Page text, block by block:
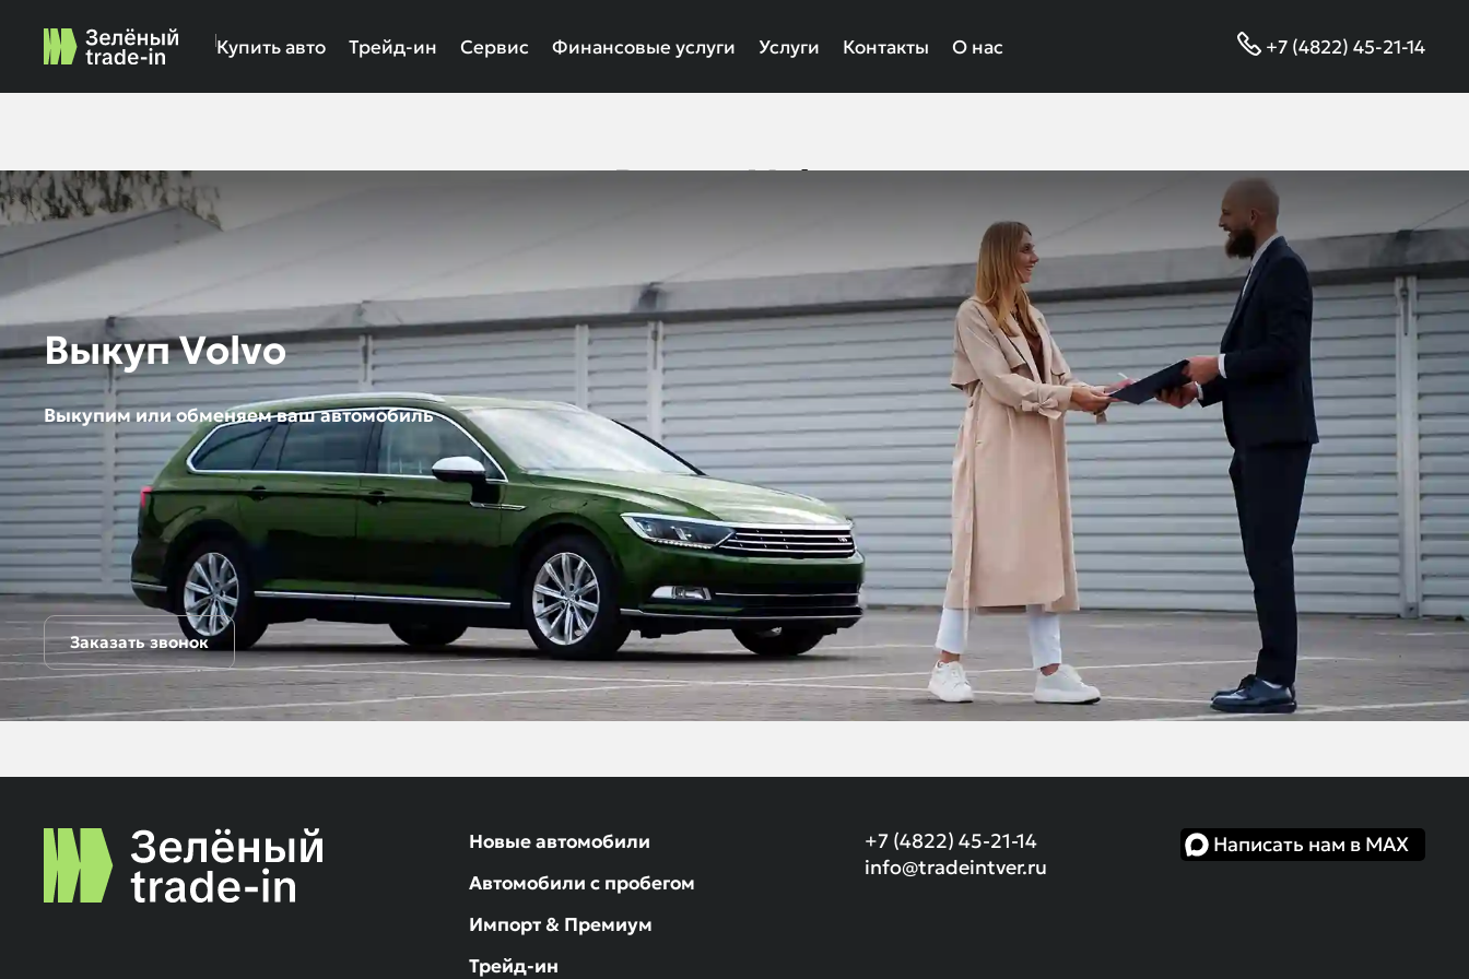
Купить авто Трейд-ин Сервис Финансовые услуги Услуги Контакты О нас +7 (4822) 45-21-14
Выкуп Volvo
Выкуп Volvo
Выкупим или обменяем ваш автомобиль
Заказать звонок
Написать нам в MAX
+7 (4822) 45-21-14
info@tradeintver.ru
Новые автомобили
Автомобили с пробегом
Импорт & Премиум
Трейд-ин